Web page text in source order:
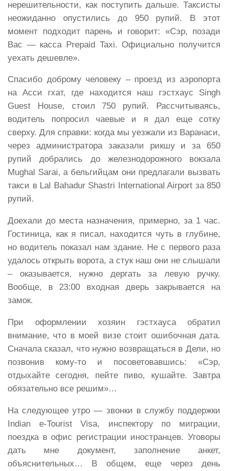
нерешительности, как поступить дальше. Таксисты
неожиданно опустились до 950 рупий. В этот
момент подходит парень и говорит: «Сэр, позади
Вас — касса Prepaid Taxi. Официально получится
уехать дешевле».
Спасибо доброму человеку – проезд из аэропорта
на Асси гхат, где находится наш гэстхаус Singh
Guest House, стоил 750 рупий. Рассчитываясь,
водитель попросил чаевые и я дал еще сотку
сверху. Для справки: когда мы уезжали из Варанаси,
через администратора заказали рикшу и за 650
рупий добрались до железнодорожного вокзала
Mughal Sarai, а бельгийцам они предлагали вызвать
такси в Lal Bahadur Shastri International Airport за 850
рупий.
Доехали до места назначения, примерно, за 1 час.
Гостиница, как я писал, находится чуть в глубине,
но водитель показал нам здание. Не с первого раза
удалось открыть ворота, а стук наш они не слышали
– оказывается, нужно дергать за левую ручку.
Вообще, в 23:00 входная дверь закрывается на
замок.
При оформлении хозяин гэстхауса обратил
внимание, что в моей визе стоит ошибочная дата.
Сначала сказал, что нужно возвращаться в Дели, но
позвонив кому-то и посоветовавшись: «Сэр,
отдыхайте сегодня, пейте пиво, кушайте. Завтра
обязательно все решим»…
На следующее утро — звонки в службу поддержки
Indian e-Tourist Visa, инспектору по миграции,
поездка в офис регистрации иностранцев. Уговоры
дать мне документ, заполнение анкет,
объяснительных… В общем, еще через день